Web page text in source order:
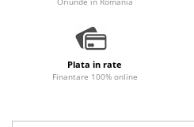
Altele
Plata in rate
Finantare 100% online